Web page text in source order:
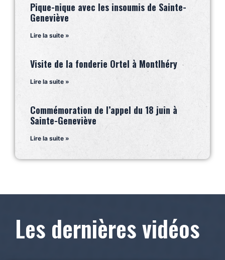
Pique-nique avec les insoumis de Sainte-
Geneviève
Lire la suite »
Visite de la fonderie Ortel à Montlhéry
Lire la suite »
Commémoration de l’appel du 18 juin à
Sainte-Geneviève
Lire la suite »
Les dernières vidéos